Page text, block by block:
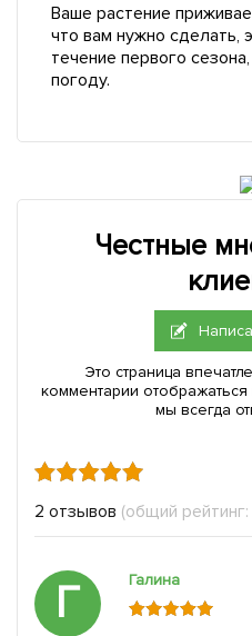
Ваше растение
что вам нужно сделать,
течение первого
погоду.
Честные
Это страница
комментарии
мы всегда
2 отзывов (общий рейтинг:
Г Галина